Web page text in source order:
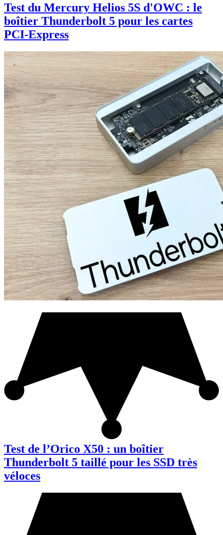
Test du Mercury Helios 5S d'OWC : le
boîtier Thunderbolt 5 pour les cartes
PCI-Express
Test de l’Orico X50 : un boîtier
Thunderbolt 5 taillé pour les SSD très
véloces